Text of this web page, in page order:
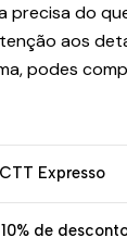
precisa do
aos
podes
Expresso
de